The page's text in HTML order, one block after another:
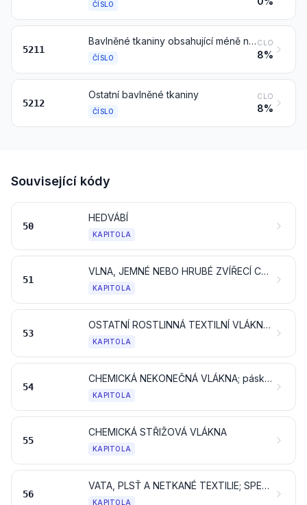
ČÍSLO
5211
Bavlněné tkaniny obsahující méně než 85 % hmotnostních bavlny, smíšené hlavně nebo výhradně s chemickými vlákny, o plošné hmotnosti vyšší než 200 g/m²
ČÍSLO
CLO
8%
5212
Ostatní bavlněné tkaniny
ČÍSLO
CLO
8%
Související kódy
50
HEDVÁBÍ
KAPITOLA
51
VLNA, JEMNÉ NEBO HRUBÉ ZVÍŘECÍ CHLUPY; ŽÍNĚNÉ NITĚ A TKANINY
KAPITOLA
53
OSTATNÍ ROSTLINNÁ TEXTILNÍ VLÁKNA; PAPÍROVÉ NITĚ A TKANINY Z PAPÍROVÝCH NITÍ
KAPITOLA
54
CHEMICKÁ NEKONEČNÁ VLÁKNA; pásky a podobné tvary z chemických textilních materiálů
KAPITOLA
55
CHEMICKÁ STŘIŽOVÁ VLÁKNA
KAPITOLA
56
VATA, PLSŤ A NETKANÉ TEXTILIE; SPECIÁLNÍ NITĚ; MOTOUZY, ŠŇŮRY, PROVAZY A LANA A VÝROBKY Z NICH
KAPITOLA